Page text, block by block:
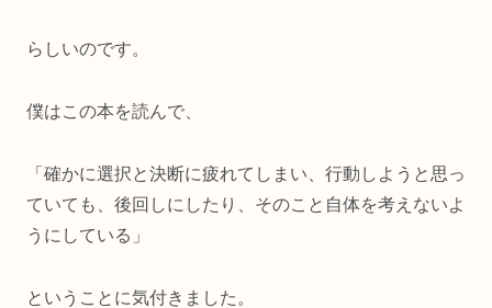
らしいのです。
僕はこの本を読んで、
「確かに選択と決断に疲れてしまい、行動しようと思っ
ていても、後回しにしたり、そのこと自体を考えないよ
うにしている」
ということに気付きました。